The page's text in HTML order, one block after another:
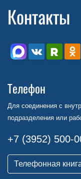
Контакты
Телефон
Для соединения с
подразделения или
+7 (3952) 500-
Телефонная